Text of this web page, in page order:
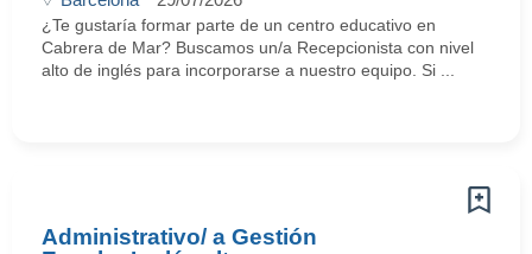
¿Te gustaría formar parte de un centro educativo en
Cabrera de Mar? Buscamos un/a Recepcionista con nivel
alto de inglés para incorporarse a nuestro equipo. Si ...
Administrativo/ a Gestión